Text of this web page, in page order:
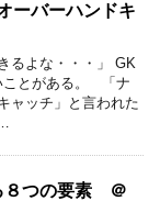
ーバーハンドキ
るよな・・・」 GK
ことがある。 「ナ
ャッチ」と言われた
８つの要素 ＠